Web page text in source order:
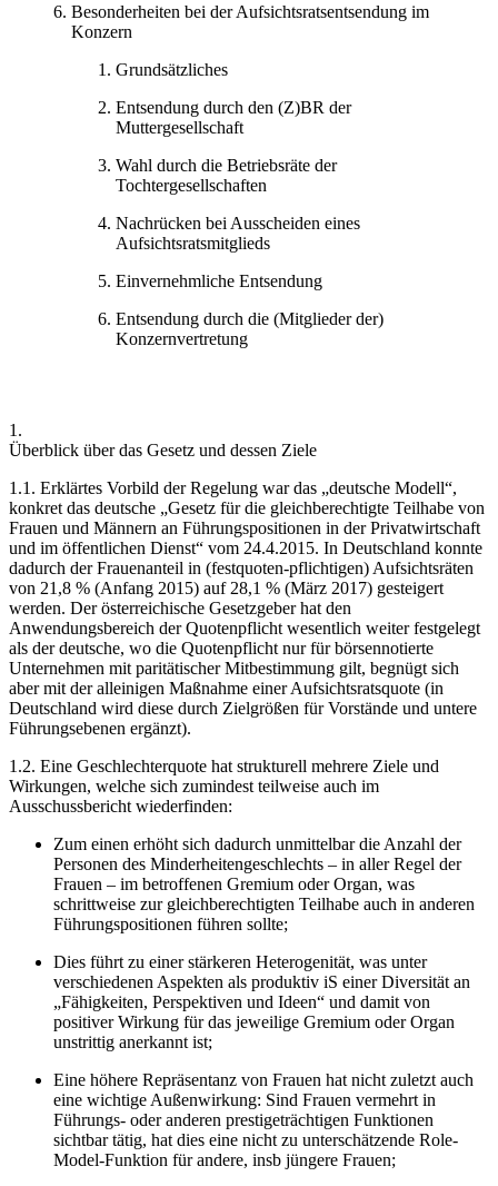
Besonderheiten bei der Aufsichtsratsentsendung im
Konzern
Grundsätzliches
Entsendung durch den (Z)BR der
Muttergesellschaft
Wahl durch die Betriebsräte der
Tochtergesellschaften
Nachrücken bei Ausscheiden eines
Aufsichtsratsmitglieds
Einvernehmliche Entsendung
Entsendung durch die (Mitglieder der)
Konzernvertretung
1.
Überblick über das Gesetz und dessen Ziele
1.1. Erklärtes Vorbild der Regelung war das „deutsche Modell“,
konkret das deutsche „Gesetz für die gleichberechtigte Teilhabe von
Frauen und Männern an Führungspositionen in der Privatwirtschaft
und im öffentlichen Dienst“ vom 24.4.2015. In Deutschland konnte
dadurch der Frauenanteil in (festquoten-pflichtigen) Aufsichtsräten
von 21,8 % (Anfang 2015) auf 28,1 % (März 2017) gesteigert
werden. Der österreichische Gesetzgeber hat den
Anwendungsbereich der Quotenpflicht wesentlich weiter festgelegt
als der deutsche, wo die Quotenpflicht nur für börsennotierte
Unternehmen mit paritätischer Mitbestimmung gilt, begnügt sich
aber mit der alleinigen Maßnahme einer Aufsichtsratsquote (in
Deutschland wird diese durch Zielgrößen für Vorstände und untere
Führungsebenen ergänzt).
1.2. Eine Geschlechterquote hat strukturell mehrere Ziele und
Wirkungen, welche sich zumindest teilweise auch im
Ausschussbericht wiederfinden:
Zum einen erhöht sich dadurch unmittelbar die Anzahl der
Personen des Minderheitengeschlechts – in aller Regel der
Frauen – im betroffenen Gremium oder Organ, was
schrittweise zur gleichberechtigten Teilhabe auch in anderen
Führungspositionen führen sollte;
Dies führt zu einer stärkeren Heterogenität, was unter
verschiedenen Aspekten als produktiv iS einer Diversität an
„Fähigkeiten, Perspektiven und Ideen“ und damit von
positiver Wirkung für das jeweilige Gremium oder Organ
unstrittig anerkannt ist;
Eine höhere Repräsentanz von Frauen hat nicht zuletzt auch
eine wichtige Außenwirkung: Sind Frauen vermehrt in
Führungs- oder anderen prestigeträchtigen Funktionen
sichtbar tätig, hat dies eine nicht zu unterschätzende Role-
Model-Funktion für andere, insb jüngere Frauen;